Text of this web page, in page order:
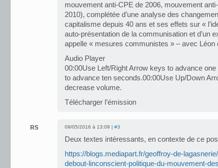
mouvement anti-CPE de 2006, mouvement
2010), complétée d’une analyse des
capitalisme depuis 40 ans et ses effets sur «
auto-présentation de la communisation et d’un
appelle « mesures communistes » – avec Léon
Audio Player
00:00Use Left/Right Arrow keys to advance
to advance ten seconds.00:00Use Up/Down
decrease volume.
Télécharger l’émission
RS 09/05/2016 à 13:09 | #3
Deux textes intéressants, en contexte de ce
https://blogs.mediapart.fr/geoffroy-de-
debout-linconscient-politique-du-mouvement-